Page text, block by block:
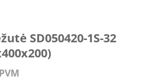
SD050420-1S-32